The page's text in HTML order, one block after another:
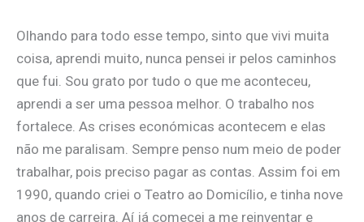
Olhando para todo esse tempo, sinto que vivi muita
coisa, aprendi muito, nunca pensei ir pelos caminhos
que fui. Sou grato por tudo o que me aconteceu,
aprendi a ser uma pessoa melhor. O trabalho nos
fortalece. As crises económicas acontecem e elas
não me paralisam. Sempre penso num meio de poder
trabalhar, pois preciso pagar as contas. Assim foi em
1990, quando criei o Teatro ao Domicílio, e tinha nove
anos de carreira. Aí já comecei a me reinventar e